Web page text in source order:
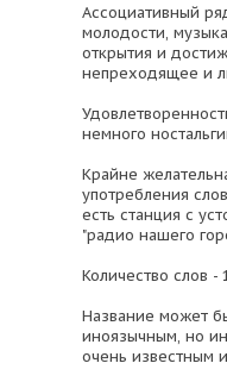
Ассоциативный
молодости,
открытия и
непреходящее и
немного
Крайне
употребления
есть станция с
"радио нашего
Количество слов -
Название может
иноязычным, но
очень известным